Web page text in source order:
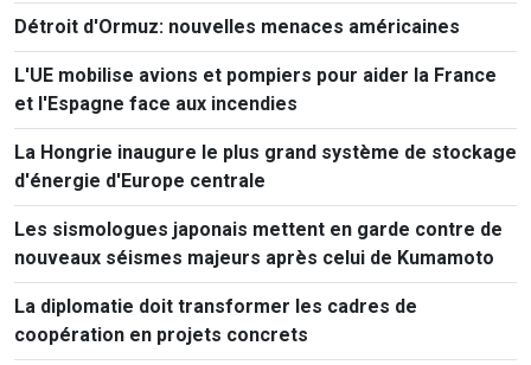
Détroit d'Ormuz: nouvelles menaces américaines
L'UE mobilise avions et pompiers pour aider la France
et l'Espagne face aux incendies
La Hongrie inaugure le plus grand système de stockage
d'énergie d'Europe centrale
Les sismologues japonais mettent en garde contre de
nouveaux séismes majeurs après celui de Kumamoto
La diplomatie doit transformer les cadres de
coopération en projets concrets